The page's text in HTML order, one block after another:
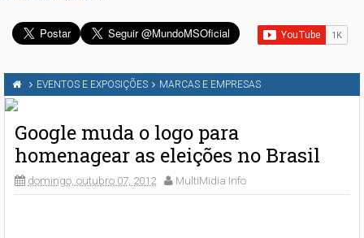
EVENTOS E EXPOSIÇÕES MARCAS E EMPRESAS
Google muda o logo para
homenagear as eleições no Brasil
domingo, outubro 07, 2012 MultiMidia Info